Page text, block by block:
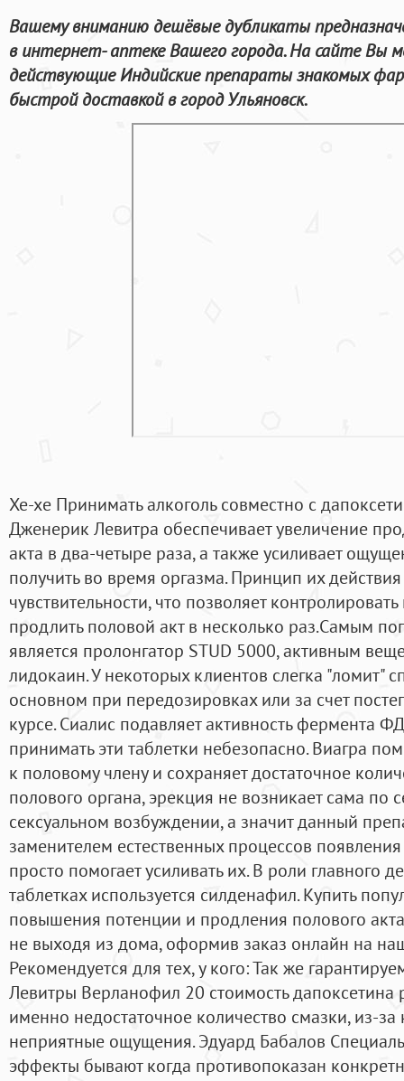
Вашему вниманию дешёвые дубликаты
в интернет- аптеке Вашего города. На сайте Вы
действующие Индийские препараты знакомых
быстрой доставкой в город Ульяновск.
Хе-хе Принимать алкоголь совместно с
Дженерик Левитра обеспечивает увеличение
акта в два-четыре раза, а также усиливает
получить во время оргазма. Принцип их
чувствительности, что позволяет
продлить половой акт в несколько раз.Самым
является пролонгатор STUD 5000, активным
лидокаин. У некоторых клиентов слегка "ломит"
основном при передозировках или за счет
курсе. Сиалис подавляет активность фермента
принимать эти таблетки небезопасно. Виагра
к половому члену и сохраняет достаточное
полового органа, эрекция не возникает сама по
сексуальном возбуждении, а значит данный
заменителем естественных процессов
просто помогает усиливать их. В роли главного
таблетках используется силденафил. Купить
повышения потенции и продления полового
не выходя из дома, оформив заказ онлайн на
Рекомендуется для тех, у кого: Так же
Левитры Верланофил 20 стоимость дапоксетина
именно недостаточное количество смазки, из-за
неприятные ощущения. Эдуард Бабалов
эффекты бывают когда противопоказан